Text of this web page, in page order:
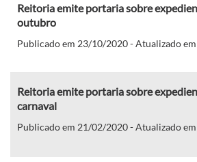
Reitoria emite portaria sobre
outubro
Publicado em 23/10/2020 - Atualizado
Reitoria emite portaria sobre
carnaval
Publicado em 21/02/2020 - Atualizado